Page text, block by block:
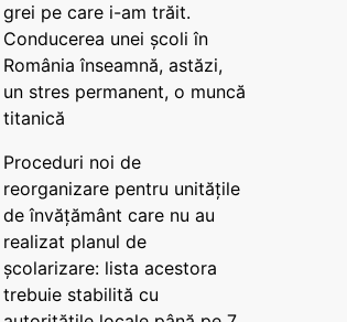
grei pe care i-am trăit.
Conducerea unei școli în
România înseamnă, astăzi,
un stres permanent, o muncă
titanică
Proceduri noi de
reorganizare pentru unitățile
de învățământ care nu au
realizat planul de
școlarizare: lista acestora
trebuie stabilită cu